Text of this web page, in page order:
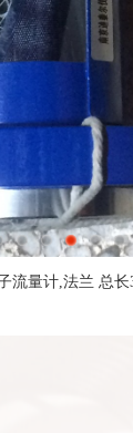
流量计,法兰 总